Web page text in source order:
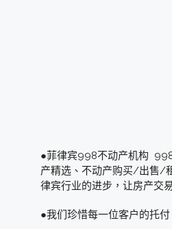
●菲律宾998不动产机构
产精选、不动产购买/出售/
律宾行业的进步，让房产交
●我们珍惜每一位客户的托